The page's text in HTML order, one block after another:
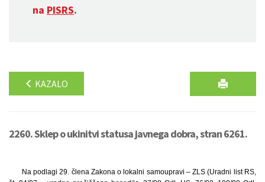
na PISRS.
KAZALO
2260. Sklep o ukinitvi statusa javnega dobra, stran 6261.
Na podlagi 29. člena Zakona o lokalni samoupravi – ZLS (Uradni list RS,